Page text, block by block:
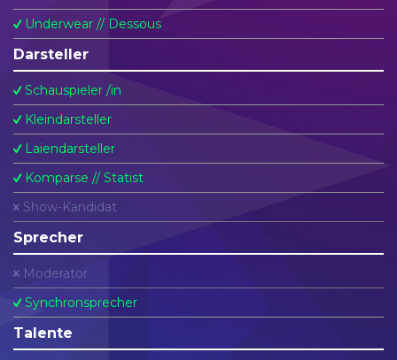
Underwear // Dessous
Darsteller
Schauspieler /in
Kleindarsteller
Laiendarsteller
Komparse // Statist
Show-Kandidat
Sprecher
Moderator
Synchronsprecher
Talente